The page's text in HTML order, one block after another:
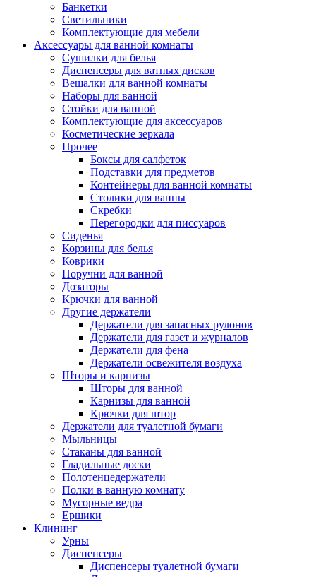
Банкетки
Светильники
Комплектующие для мебели
Аксессуары для ванной комнаты
Сушилки для белья
Диспенсеры для ватных дисков
Вешалки для ванной комнаты
Наборы для ванной
Стойки для ванной
Комплектующие для аксессуаров
Косметические зеркала
Прочее
Боксы для салфеток
Подставки для предметов
Контейнеры для ванной комнаты
Столики для ванны
Скребки
Перегородки для писсуаров
Сиденья
Корзины для белья
Коврики
Поручни для ванной
Дозаторы
Крючки для ванной
Другие держатели
Держатели для запасных рулонов
Держатели для газет и журналов
Держатели для фена
Держатели освежителя воздуха
Шторы и карнизы
Шторы для ванной
Карнизы для ванной
Крючки для штор
Держатели для туалетной бумаги
Мыльницы
Стаканы для ванной
Гладильные доски
Полотенцедержатели
Полки в ванную комнату
Мусорные ведра
Ершики
Клининг
Урны
Диспенсеры
Диспенсеры туалетной бумаги